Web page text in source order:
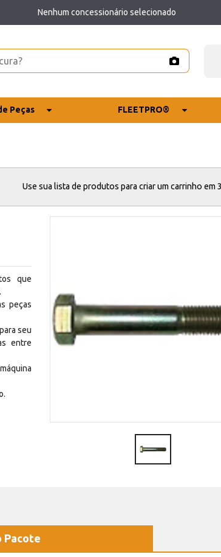
Nenhum concessionário selecionado
Peças FLEETPRO®
Use sua lista de produtos para criar um carrinho em
que
peças
seu
entre
Pacote